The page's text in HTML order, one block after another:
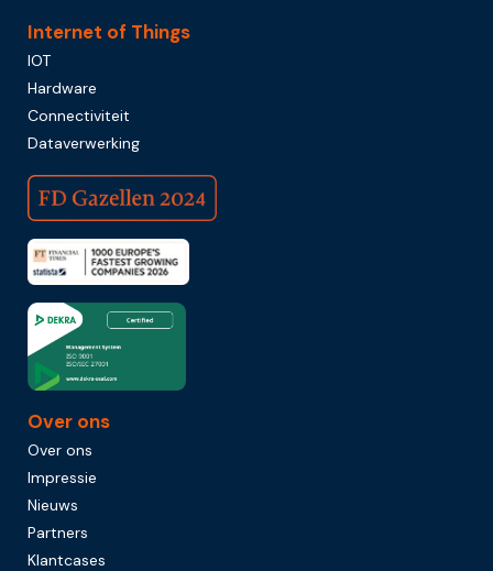
Internet of Things
IOT
Hardware
Connectiviteit
Dataverwerking
Over ons
Over ons
Impressie
Nieuws
Partners
Klantcases